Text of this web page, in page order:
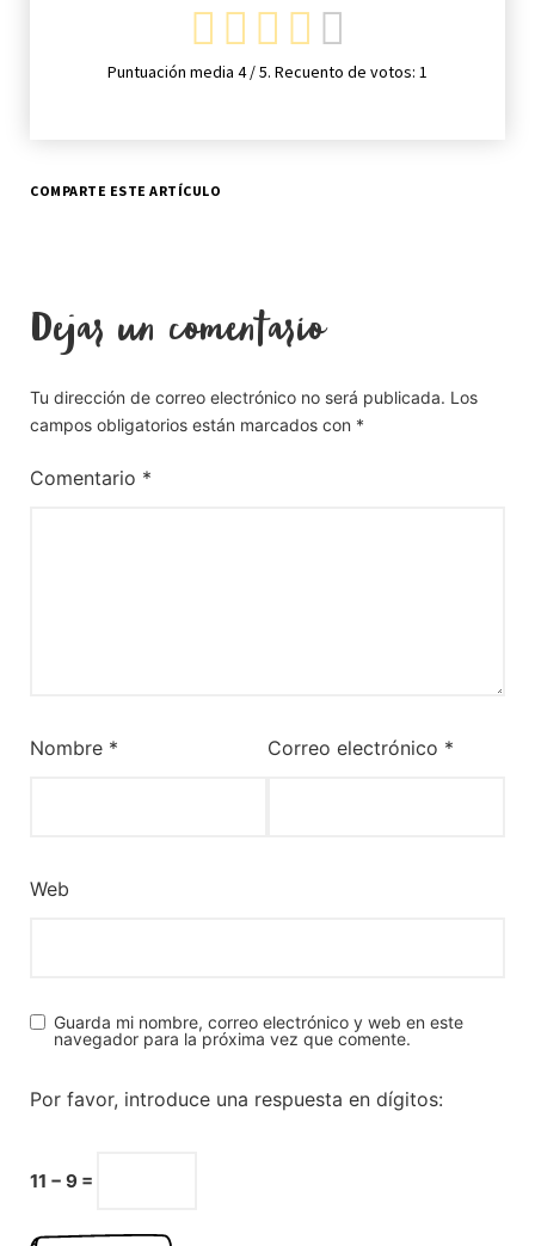
Puntuación media 4/ 5. Recuento de votos: 1
COMPARTE ESTE ARTÍCULO
Dejar un comentario
Tu dirección de correo electrónico no será publicada. Los
campos obligatorios están marcados con *
Comentario *
Nombre * Correo electrónico *
Web
Guarda mi nombre, correo electrónico y web en este
navegador para la próxima vez que comente.
Por favor, introduce una respuesta en dígitos:
11 − 9 =